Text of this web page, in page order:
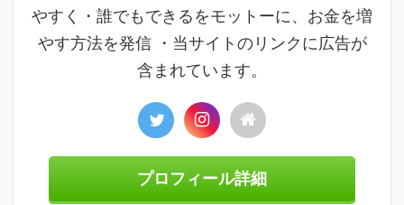
やすく・誰でもできるをモットーに、お金を増
やす方法を発信 ・当サイトのリンクに広告が
含まれています。
プロフィール詳細